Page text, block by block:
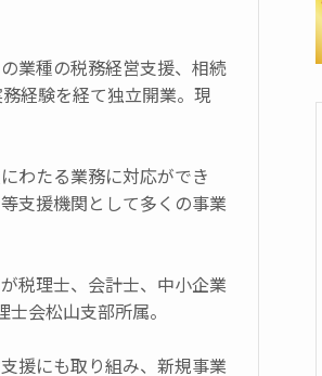
業種の税務経営支援、相続
経験を経て独立開業。現
わたる業務に対応ができ
支援機関として多くの事業
税理士、会計士、中小企業
会松山支部所属。
援にも取り組み、新規事業